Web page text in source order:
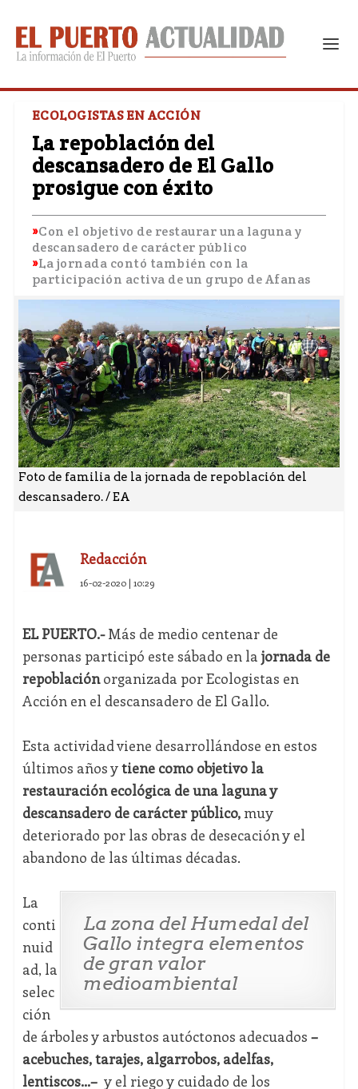
ECOLOGISTAS EN ACCIÓN
La repoblación del
descansadero de El Gallo
prosigue con éxito
Con el objetivo de restaurar una laguna y
descansadero de carácter público
La jornada contó también con la
participación activa de un grupo de Afanas
Foto de familia de la jornada de repoblación del
descansadero. / EA
Redacción
16-02-2020 | 10:29
EL PUERTO.-Más de medio centenar de
personas participó este sábado en la jornada de
repoblaciónorganizada por Ecologistas en
Acción en el descansadero de El Gallo.
Esta actividad viene desarrollándose en estos
últimos años ytiene como objetivo la
restauración ecológica de una laguna y
descansadero de carácter público,muy
deteriorado por las obras de desecación y el
abandono de las últimas décadas.
La zona del Humedal del
Gallo integra elementos
de gran valor
medioambiental
La
conti
nuid
ad, la
selec
ción
de árboles y arbustos autóctonos adecuados –
acebuches, tarajes, algarrobos, adelfas,
lentiscos…– y el riego y cuidado de los